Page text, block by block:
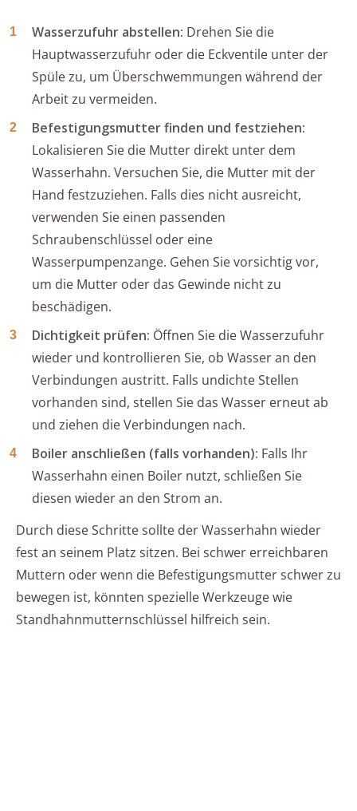
Wasserzufuhr abstellen: Drehen Sie die
Hauptwasserzufuhr oder die Eckventile unter der
Spüle zu, um Überschwemmungen während der
Arbeit zu vermeiden.
Befestigungsmutter finden und festziehen:
Lokalisieren Sie die Mutter direkt unter dem
Wasserhahn. Versuchen Sie, die Mutter mit der
Hand festzuziehen. Falls dies nicht ausreicht,
verwenden Sie einen passenden
Schraubenschlüssel oder eine
Wasserpumpenzange. Gehen Sie vorsichtig vor,
um die Mutter oder das Gewinde nicht zu
beschädigen.
Dichtigkeit prüfen: Öffnen Sie die Wasserzufuhr
wieder und kontrollieren Sie, ob Wasser an den
Verbindungen austritt. Falls undichte Stellen
vorhanden sind, stellen Sie das Wasser erneut ab
und ziehen die Verbindungen nach.
Boiler anschließen (falls vorhanden): Falls Ihr
Wasserhahn einen Boiler nutzt, schließen Sie
diesen wieder an den Strom an.
Durch diese Schritte sollte der Wasserhahn wieder
fest an seinem Platz sitzen. Bei schwer erreichbaren
Muttern oder wenn die Befestigungsmutter schwer zu
bewegen ist, könnten spezielle Werkzeuge wie
Standhahnmutternschlüssel hilfreich sein.